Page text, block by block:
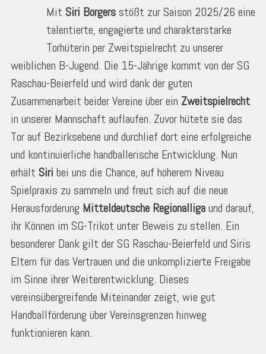
Mit Siri Borgers stößt zur Saison 2025/26 eine
talentierte, engagierte und charakterstarke
Torhüterin per Zweitspielrecht zu unserer
weiblichen B-Jugend. Die 15-Jährige kommt von der SG
Raschau-Beierfeld und wird dank der guten
Zusammenarbeit beider Vereine über ein Zweitspielrecht
in unserer Mannschaft auflaufen. Zuvor hütete sie das
Tor auf Bezirksebene und durchlief dort eine erfolgreiche
und kontinuierliche handballerische Entwicklung. Nun
erhält Siri bei uns die Chance, auf höherem Niveau
Spielpraxis zu sammeln und freut sich auf die neue
Herausforderung Mitteldeutsche Regionalligaund darauf,
ihr Können im SG-Trikot unter Beweis zu stellen. Ein
besonderer Dank gilt der SG Raschau-Beierfeld und Siris
Eltern für das Vertrauen und die unkomplizierte Freigabe
im Sinne ihrer Weiterentwicklung. Dieses
vereinsübergreifende Miteinander zeigt, wie gut
Handballförderung über Vereinsgrenzen hinweg
funktionieren kann.